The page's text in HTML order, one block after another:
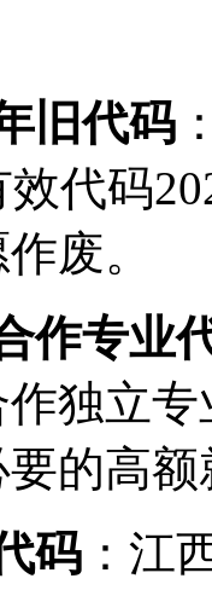
旧代码
代码
废。
作专业
独立
的高
码 ：江